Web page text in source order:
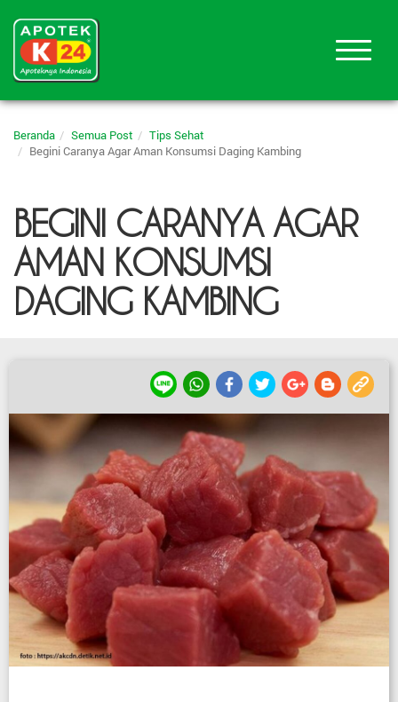
Beranda Semua Post
Tips Sehat
Begini Caranya Agar Aman Konsumsi Daging Kambing
BEGINI CARANYA AGAR
AMAN KONSUMSI
DAGING KAMBING